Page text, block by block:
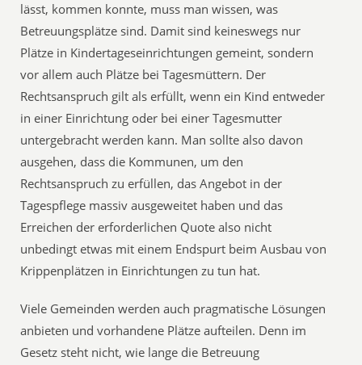
lässt, kommen konnte, muss man wissen, was
Betreuungsplätze sind. Damit sind keineswegs nur
Plätze in Kindertageseinrichtungen gemeint, sondern
vor allem auch Plätze bei Tagesmüttern. Der
Rechtsanspruch gilt als erfüllt, wenn ein Kind entweder
in einer Einrichtung oder bei einer Tagesmutter
untergebracht werden kann. Man sollte also davon
ausgehen, dass die Kommunen, um den
Rechtsanspruch zu erfüllen, das Angebot in der
Tagespflege massiv ausgeweitet haben und das
Erreichen der erforderlichen Quote also nicht
unbedingt etwas mit einem Endspurt beim Ausbau von
Krippenplätzen in Einrichtungen zu tun hat.
Viele Gemeinden werden auch pragmatische Lösungen
anbieten und vorhandene Plätze aufteilen. Denn im
Gesetz steht nicht, wie lange die Betreuung